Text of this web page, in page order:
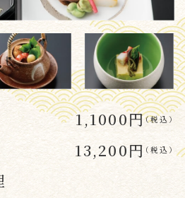
1,1000円（税込）
13,200円（ 税込 ）